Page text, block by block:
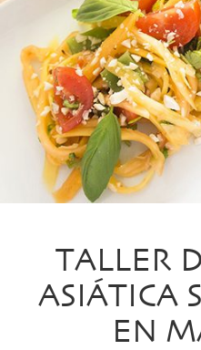
TALLER
ASIÁTICA
EN